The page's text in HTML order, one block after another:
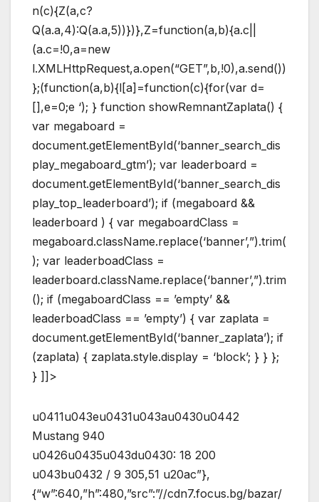
n(c){Z(a,c?
Q(a.a,4):Q(a.a,5))})},Z=function(a,b){a.c||
(a.c=!0,a=new
l.XMLHttpRequest,a.open(“GET”,b,!0),a.send())
};(function(a,b){l[a]=function(c){for(var d=
[],e=0;e ‘); } function showRemnantZaplata() {
var megaboard =
document.getElementById(‘banner_search_dis
play_megaboard_gtm’); var leaderboard =
document.getElementById(‘banner_search_dis
play_top_leaderboard’); if (megaboard &&
leaderboard ) { var megaboardClass =
megaboard.className.replace(‘banner’,”).trim(
); var leaderboadClass =
leaderboard.className.replace(‘banner’,”).trim
(); if (megaboardClass == ’empty’ &&
leaderboadClass == ’empty’) { var zaplata =
document.getElementById(‘banner_zaplata’); if
(zaplata) { zaplata.style.display = ‘block’; } } };
} ]]>
u0411u043eu0431u043au0430u0442
Mustang 940
u0426u0435u043du0430: 18 200
u043bu0432 / 9 305,51 u20ac”},
{“w”:640,”h”:480,”src”:”//cdn7.focus.bg/bazar/